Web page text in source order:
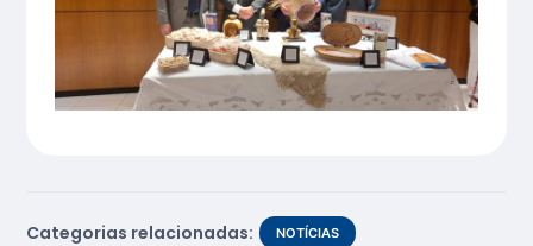
Categorias relacionadas:
NOTÍCIAS